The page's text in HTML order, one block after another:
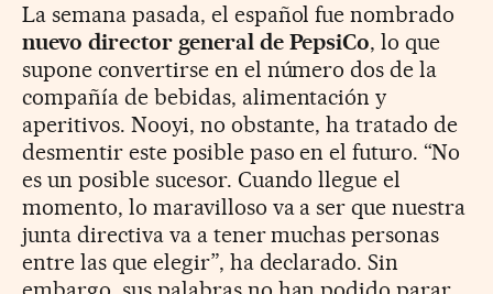
La semana pasada, el español fue nombrado
nuevo director general de PepsiCo, lo que
supone convertirse en el número dos de la
compañía de bebidas, alimentación y
aperitivos. Nooyi, no obstante, ha tratado de
desmentir este posible paso en el futuro. “No
es un posible sucesor. Cuando llegue el
momento, lo maravilloso va a ser que nuestra
junta directiva va a tener muchas personas
entre las que elegir”, ha declarado. Sin